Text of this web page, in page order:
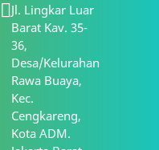
Jl. Lingkar Luar
Barat Kav. 35-
36,
Desa/Kelurahan
Rawa Buaya,
Kec.
Cengkareng,
Kota ADM.